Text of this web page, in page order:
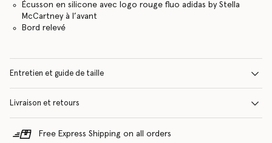
Écusson en silicone avec logo rouge fluo adidas by Stella
McCartney à l’avant
Bord relevé
Entretien et guide de taille
Livraison et retours
Free Express Shipping on all orders